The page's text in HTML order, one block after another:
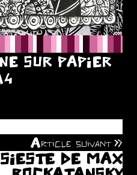
SUR PAPIER
Article suivant
DE MAX